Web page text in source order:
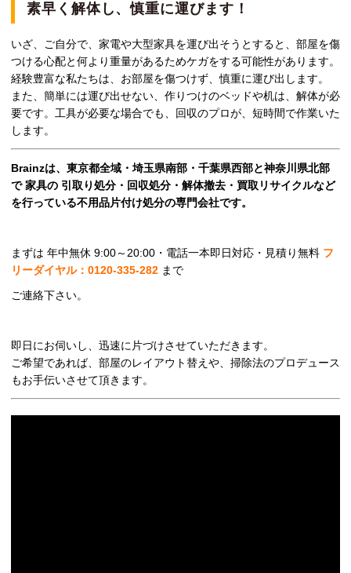
素早く解体し、慎重に運びます！
いざ、ご自分で、家電や大型家具を運び出そうとすると、部屋を傷
つける心配と何より重量があるためケガをする可能性があります。
経験豊富な私たちは、お部屋を傷つけず、慎重に運び出します。
また、簡単には運び出せない、作りつけのベッドや机は、解体が必
要です。工具が必要な場合でも、回収のプロが、短時間で作業いた
します。
Brainzは、東京都全域・埼玉県南部・千葉県西部と神奈川県北部
で 家具の 引取り処分・回収処分・解体撤去・買取リサイクルなど
を行っている不用品片付け処分の専門会社です。
まずは 年中無休 9:00～20:00・電話一本即日対応・見積り無料 フ
リーダイヤル：0120-335-282 まで
ご連絡下さい。
即日にお伺いし、迅速に片づけさせていただきます。
ご希望であれば、部屋のレイアウト替えや、掃除法のプロデュース
もお手伝いさせて頂きます。